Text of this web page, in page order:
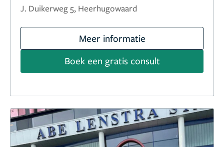
J. Duikerweg 5, Heerhugowaard
Meer informatie
Boek een gratis consult